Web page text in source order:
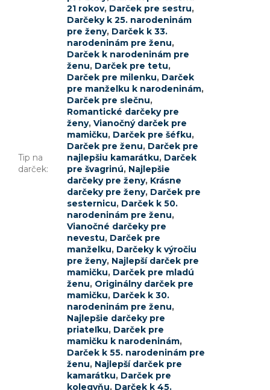
Tip na
darček:
21 rokov, Darček pre sestru,
Darčeky k 25. narodeninám
pre ženy, Darček k 33.
narodeninám pre ženu,
Darček k narodeninám pre
ženu, Darček pre tetu,
Darček pre milenku, Darček
pre manželku k narodeninám,
Darček pre slečnu,
Romantické darčeky pre
ženy, Vianočný darček pre
mamičku, Darček pre šéfku,
Darček pre ženu, Darček pre
najlepšiu kamarátku, Darček
pre švagrinú, Najlepšie
darčeky pre ženy, Krásne
darčeky pre ženy, Darček pre
sesternicu, Darček k 50.
narodeninám pre ženu,
Vianočné darčeky pre
nevestu, Darček pre
manželku, Darčeky k výročiu
pre ženy, Najlepší darček pre
mamičku, Darček pre mladú
ženu, Originálny darček pre
mamičku, Darček k 30.
narodeninám pre ženu,
Najlepšie darčeky pre
priateľku, Darček pre
mamičku k narodeninám,
Darček k 55. narodeninám pre
ženu, Najlepší darček pre
kamarátku, Darček pre
kolegyňu, Darček k 45.